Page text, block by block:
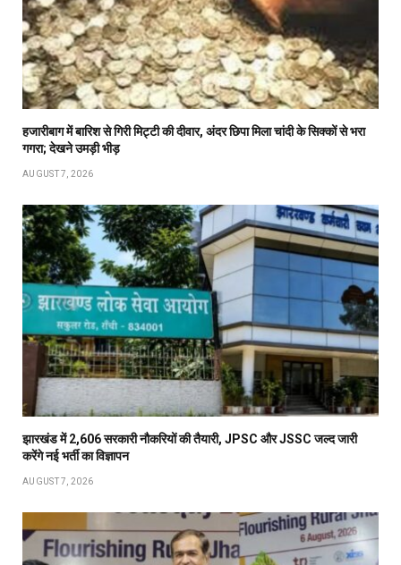
हजारीबाग में बारिश से गिरी मिट्टी की दीवार, अंदर छिपा मिला चांदी के सिक्कों से भरा
गगरा; देखने उमड़ी भीड़
AUGUST 7, 2026
झारखंड में 2,606 सरकारी नौकरियों की तैयारी, JPSC और JSSC जल्द जारी
करेंगे नई भर्ती का विज्ञापन
AUGUST 7, 2026